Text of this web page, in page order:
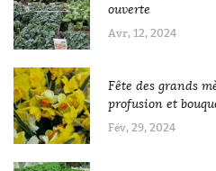
ouverte
Avr, 12, 2024
Fête des grands
profusion et
Fév, 29, 2024